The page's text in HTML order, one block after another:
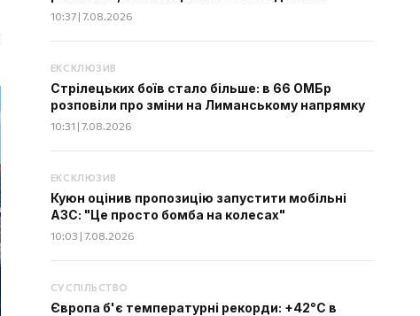
10:37 | 7.08.2026
ЕКСКЛЮЗИВ
Стрілецьких боїв стало більше: в 66 ОМБр
розповіли про зміни на Лиманському напрямку
10:31 | 7.08.2026
ЕКСКЛЮЗИВ
Куюн оцінив пропозицію запустити мобільні
АЗС: "Це просто бомба на колесах"
10:03 | 7.08.2026
СУСПІЛЬСТВО
Європа б'є температурні рекорди: +42°C в